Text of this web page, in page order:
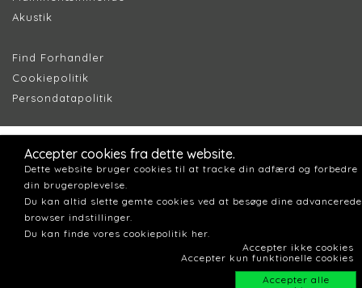
Akustik
Find Forhandler
Cookiepolitik
Persondatapolitik
Accepter cookies fra dette website.
Dette website bruger cookies til at tracke din adfærd og forbedre
din brugeroplevelse.
Du kan altid slette gemte cookies ved at besøge dine advancerede
browser indstillinger.
Du kan finde vores cookiepolitik her.
Accepter ikke cookies
Accepter kun funktionelle cookies
Accepter alle